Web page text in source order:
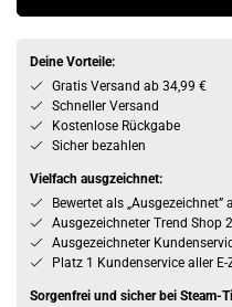
Deine Vorteile:
Gratis Versand ab 34,99 €
Schneller Versand
Kostenlose Rückgabe
Sicher bezahlen
Vielfach ausgzeichnet:
Bewertet als „Ausgezeichnet”
Ausgezeichneter Trend Shop
Ausgezeichneter
Platz 1 Kundenservice aller
Sorgenfrei und sicher bei Steam-